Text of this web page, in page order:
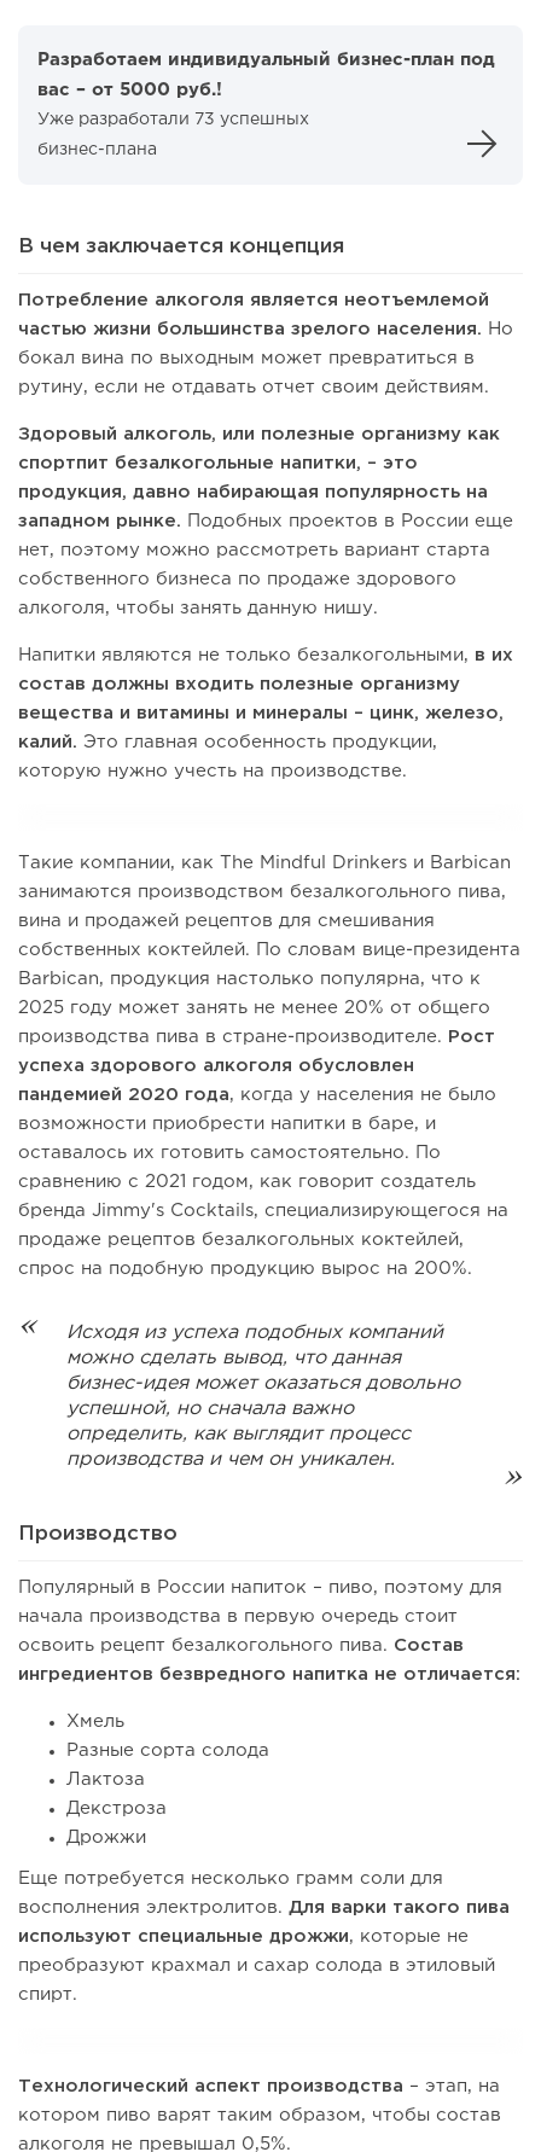
Разработаем индивидуальный бизнес-план под
вас – от 5000 руб.!
Уже разработали 73 успешных
бизнес-плана
В чем заключается концепция
Потребление алкоголя является неотъемлемой
частью жизни большинства зрелого населения.
Но
бокал вина по выходным может превратиться в
рутину, если не отдавать отчет своим действиям.
Здоровый алкоголь, или полезные организму как
спортпит безалкогольные напитки, – это
продукция, давно набирающая популярность на
западном рынке. Подобных проектов в России еще
нет, поэтому можно рассмотреть вариант старта
собственного бизнеса по продаже здорового
алкоголя, чтобы занять данную нишу.
Напитки являются не только безалкогольными, в их
состав должны входить полезные организму
вещества и витамины и минералы – цинк, железо,
калий. Это главная особенность продукции,
которую нужно учесть на производстве.
Такие компании, как The Mindful Drinkers и Barbican
занимаются производством безалкогольного пива,
вина и продажей рецептов для смешивания
собственных коктейлей. По словам вице-президента
Barbican, продукция настолько популярна, что к
2025 году может занять не менее 20% от общего
производства пива в стране-производителе.
Рост
успеха здорового алкоголя обусловлен
пандемией 2020 года, когда у населения не было
возможности приобрести напитки в баре, и
оставалось их готовить самостоятельно. По
сравнению с 2021 годом, как говорит создатель
бренда Jimmy's Cocktails, специализирующегося на
продаже рецептов безалкогольных коктейлей,
спрос на подобную продукцию вырос на 200%.
Исходя из успеха подобных компаний
можно сделать вывод, что данная
бизнес-идея может оказаться довольно
успешной, но сначала важно
определить, как выглядит процесс
производства и чем он уникален.
Производство
Популярный в России напиток – пиво, поэтому для
начала производства в первую очередь стоит
освоить рецепт безалкогольного пива. Состав
ингредиентов безвредного напитка не отличается:
Хмель
Разные сорта солода
Лактоза
Декстроза
Дрожжи
Еще потребуется несколько грамм соли для
восполнения электролитов. Для варки такого пива
используют специальные дрожжи, которые не
преобразуют крахмал и сахар солода в этиловый
спирт.
Технологический аспект производства – этап, на
котором пиво варят таким образом, чтобы состав
алкоголя не превышал 0,5%.